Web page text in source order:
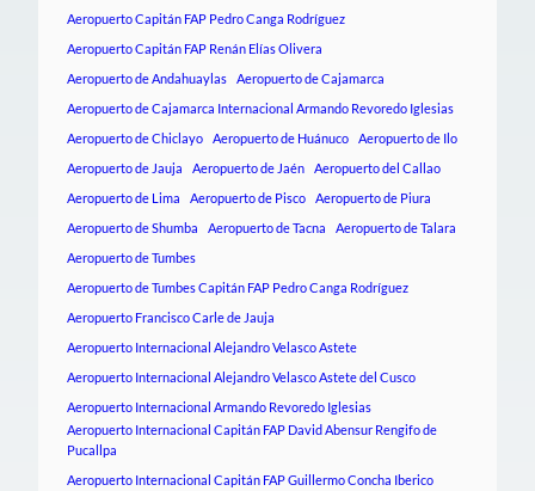
Aeropuerto Capitán FAP Pedro Canga Rodríguez
Aeropuerto Capitán FAP Renán Elías Olivera
Aeropuerto de Andahuaylas
Aeropuerto de Cajamarca
Aeropuerto de Cajamarca Internacional Armando Revoredo Iglesias
Aeropuerto de Chiclayo
Aeropuerto de Huánuco
Aeropuerto de Ilo
Aeropuerto de Jauja
Aeropuerto de Jaén
Aeropuerto del Callao
Aeropuerto de Lima
Aeropuerto de Pisco
Aeropuerto de Piura
Aeropuerto de Shumba
Aeropuerto de Tacna
Aeropuerto de Talara
Aeropuerto de Tumbes
Aeropuerto de Tumbes Capitán FAP Pedro Canga Rodríguez
Aeropuerto Francisco Carle de Jauja
Aeropuerto Internacional Alejandro Velasco Astete
Aeropuerto Internacional Alejandro Velasco Astete del Cusco
Aeropuerto Internacional Armando Revoredo Iglesias
Aeropuerto Internacional Capitán FAP David Abensur Rengifo de
Pucallpa
Aeropuerto Internacional Capitán FAP Guillermo Concha Iberico